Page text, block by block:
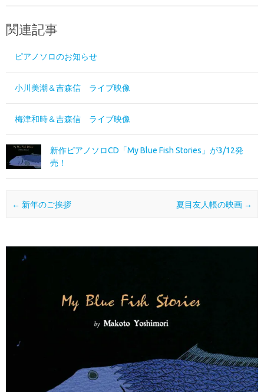
関連記事
ピアノソロのお知らせ
小川美潮＆吉森信 ライブ映像
梅津和時＆吉森信 ライブ映像
新作ピアノソロCD「My Blue Fish Stories」が3/12発
売！
投稿ナビゲーション
← 新年のご挨拶 夏目友人帳の映画 →